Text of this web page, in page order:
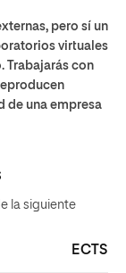
pero sí un
virtuales
Trabajarás con
de una empresa
la siguiente
ECTS